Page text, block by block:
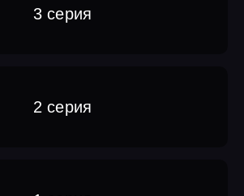
3 серия
2 серия